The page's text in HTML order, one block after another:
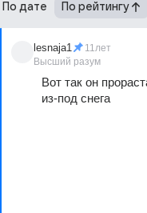
По дате По рейтингу
lesnaja1
Высший разум
11лет
Вот так он
из-под снега